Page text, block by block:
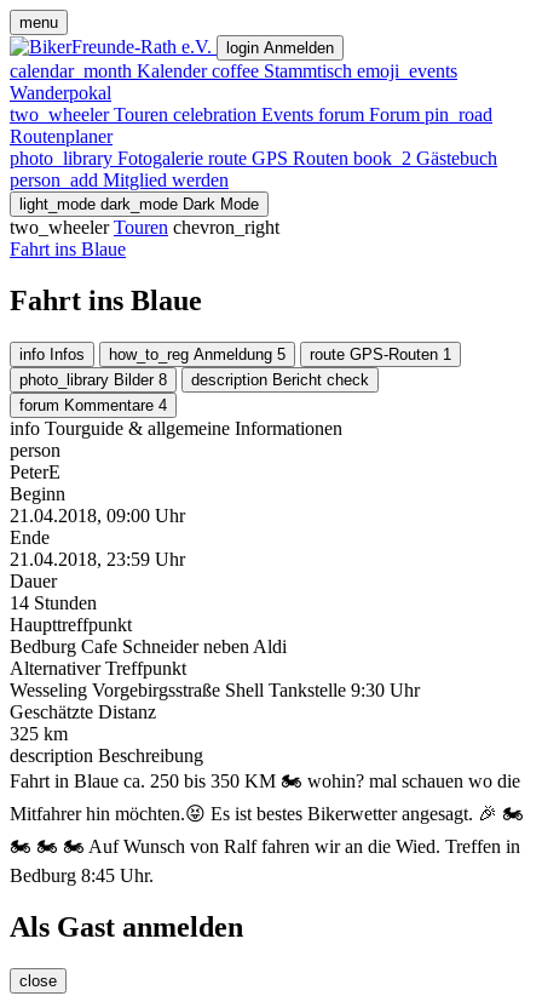
menu
login Anmelden
calendar_month Kalender coffee Stammtisch emoji_events
Wanderpokal
two_wheeler Touren celebration Events forum Forum pin_road
Routenplaner
photo_library Fotogalerie route GPS Routen book_2 Gästebuch
person_add Mitglied werden
light_mode dark_mode Dark Mode
two_wheeler Touren chevron_right
Fahrt ins Blaue
Fahrt ins Blaue
info Infos how_to_reg Anmeldung 5 route GPS-Routen 1
photo_library Bilder 8 description Bericht check
forum Kommentare 4
info Tourguide & allgemeine Informationen
person
PeterE
Beginn
21.04.2018, 09:00 Uhr
Ende
21.04.2018, 23:59 Uhr
Dauer
14 Stunden
Haupttreffpunkt
Bedburg Cafe Schneider neben Aldi
Alternativer Treffpunkt
Wesseling Vorgebirgsstraße Shell Tankstelle 9:30 Uhr
Geschätzte Distanz
325 km
description Beschreibung
Fahrt in Blaue ca. 250 bis 350 KM 🏍️ wohin? mal schauen wo die
Mitfahrer hin möchten.😝 Es ist bestes Bikerwetter angesagt. 🎉 🏍️
🏍️ 🏍️ 🏍️ Auf Wunsch von Ralf fahren wir an die Wied. Treffen in
Bedburg 8:45 Uhr.
Als Gast anmelden
close